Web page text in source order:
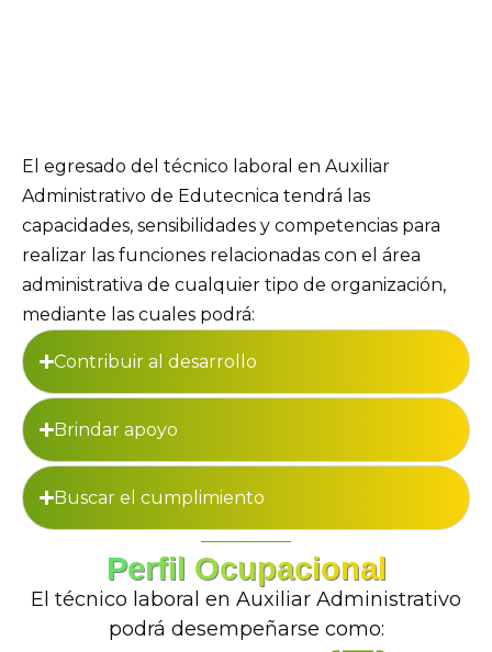
El egresado del técnico laboral en Auxiliar
Administrativo de Edutecnica tendrá las
capacidades, sensibilidades y competencias para
realizar las funciones relacionadas con el área
administrativa de cualquier tipo de organización,
mediante las cuales podrá:
Contribuir al desarrollo
Brindar apoyo
Buscar el cumplimiento
Perfil Ocupacional
El técnico laboral en Auxiliar Administrativo
podrá desempeñarse como: